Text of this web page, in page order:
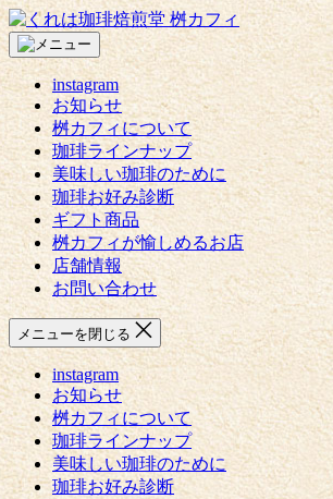
コ
ン
テ
ン
ツ
へ
ス
キ
ッ
プ
く
れ
は
珈
琲
焙
堂
桝
カ
フ
ィ
instagram
お知らせ
桝カフィについて
珈琲ラインナップ
美味しい珈琲のために
珈琲お好み診断
ギフト商品
桝カフィが愉しめるお店
店舗情報
お問い合わせ
メニューを閉じる
instagram
お知らせ
桝カフィについて
珈琲ラインナップ
美味しい珈琲のために
珈琲お好み診断